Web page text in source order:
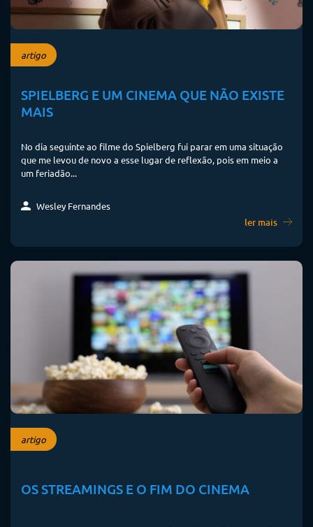
artigo
SPIELBERG E UM CINEMA QUE NÃO EXISTE
MAIS
No dia seguinte ao filme do Spielberg fui parar em uma situação
que me levou de novo a esse lugar de reflexão, pois em meio a
um feriadão...
Wesley Fernandes
ler mais
artigo
OS STREAMINGS E O FIM DO CINEMA